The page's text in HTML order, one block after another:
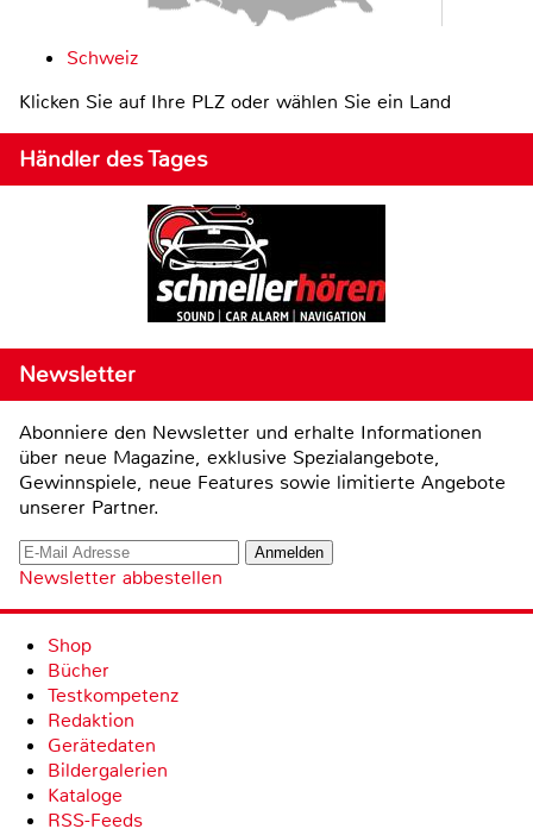
Schweiz
Klicken Sie auf Ihre PLZ oder wählen Sie ein Land
Händler des Tages
Newsletter
Abonniere den Newsletter und erhalte Informationen
über neue Magazine, exklusive Spezialangebote,
Gewinnspiele, neue Features sowie limitierte Angebote
unserer Partner.
Newsletter abbestellen
Shop
Bücher
Testkompetenz
Redaktion
Gerätedaten
Bildergalerien
Kataloge
RSS-Feeds